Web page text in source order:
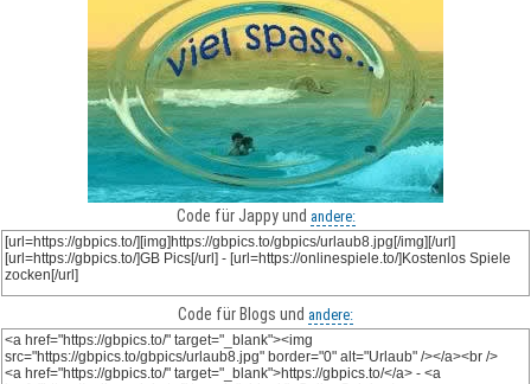
Code für Jappy und andere:
Code für Blogs und andere: